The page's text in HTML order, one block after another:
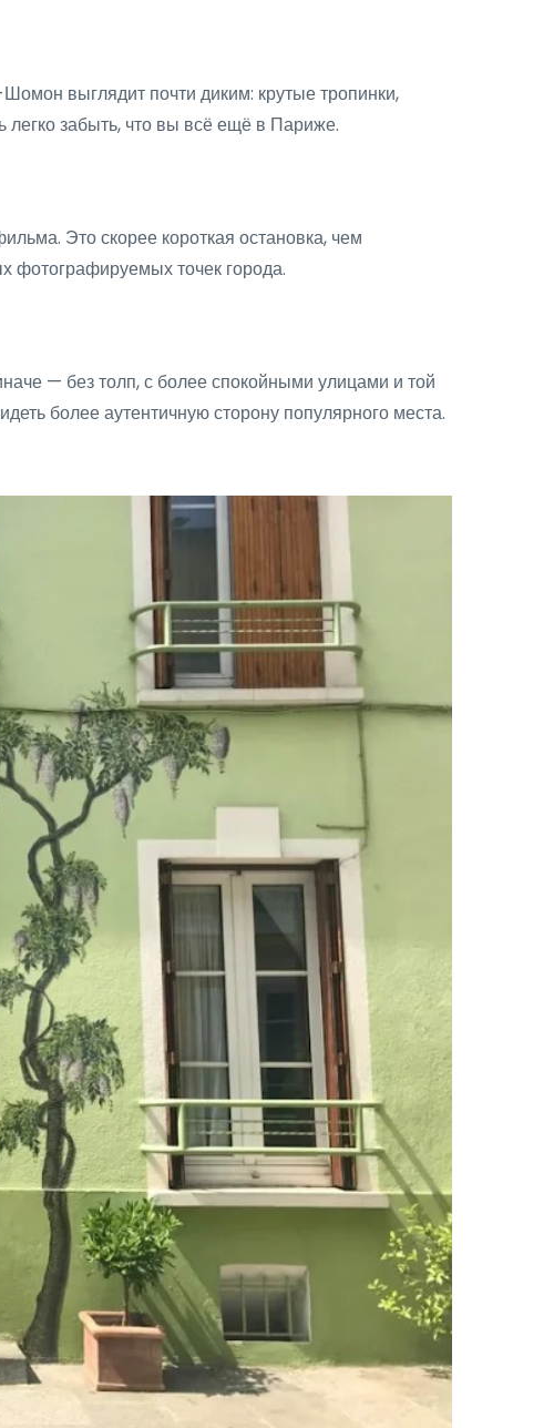
выглядит почти диким: крутые тропинки,
забыть, что вы всё ещё в Париже.
Это скорее короткая остановка, чем
фотографируемых точек города.
— без толп, с более спокойными улицами и той
более аутентичную сторону популярного места.